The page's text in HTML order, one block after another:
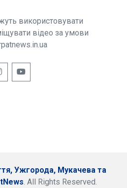
використовувати
відео за умови
Ужгорода, Мукачева та
. All Rights Reserved.